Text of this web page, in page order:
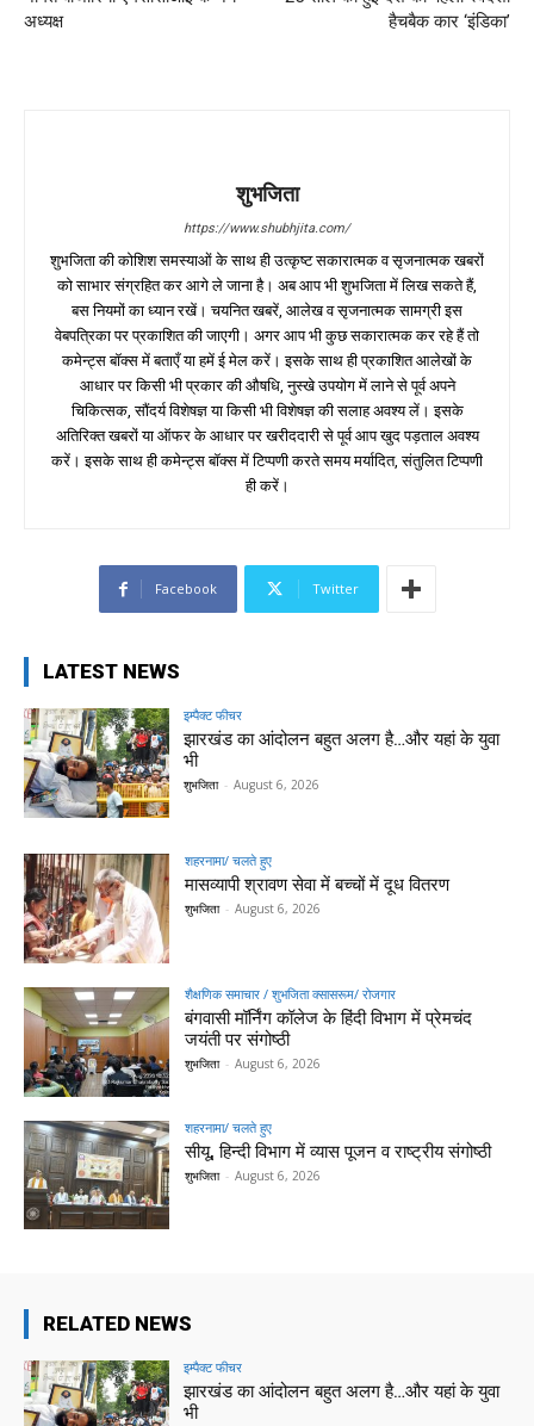
अध्यक्ष
हैचबैक कार ‘इंडिका’
शुभजिता
https://www.shubhjita.com/
शुभजिता की कोशिश समस्याओं के साथ ही उत्कृष्ट सकारात्मक व सृजनात्मक खबरों
को साभार संग्रहित कर आगे ले जाना है। अब आप भी शुभजिता में लिख सकते हैं,
बस नियमों का ध्यान रखें। चयनित खबरें, आलेख व सृजनात्मक सामग्री इस
वेबपत्रिका पर प्रकाशित की जाएगी। अगर आप भी कुछ सकारात्मक कर रहे हैं तो
कमेन्ट्स बॉक्स में बताएँ या हमें ई मेल करें। इसके साथ ही प्रकाशित आलेखों के
आधार पर किसी भी प्रकार की औषधि, नुस्खे उपयोग में लाने से पूर्व अपने
चिकित्सक, सौंदर्य विशेषज्ञ या किसी भी विशेषज्ञ की सलाह अवश्य लें। इसके
अतिरिक्त खबरों या ऑफर के आधार पर खरीददारी से पूर्व आप खुद पड़ताल अवश्य
करें। इसके साथ ही कमेन्ट्स बॉक्स में टिप्पणी करते समय मर्यादित, संतुलित टिप्पणी
ही करें।
Facebook Twitter
LATEST NEWS
इम्पैक्ट फीचर
झारखंड का आंदोलन बहुत अलग है…और यहां के युवा
भी
शुभजिता - August 6, 2026
शहरनामा/ चलते हुए
मासव्यापी श्रावण सेवा में बच्चों में दूध वितरण
शुभजिता - August 6, 2026
शैक्षणिक समाचार / शुभजिता क्सासरूम/ रोजगार
बंगवासी मॉर्निंग कॉलेज के हिंदी विभाग में प्रेमचंद
जयंती पर संगोष्ठी
शुभजिता - August 6, 2026
शहरनामा/ चलते हुए
सीयू, हिन्दी विभाग में व्यास पूजन व राष्ट्रीय संगोष्ठी
शुभजिता - August 6, 2026
RELATED NEWS
इम्पैक्ट फीचर
झारखंड का आंदोलन बहुत अलग है…और यहां के युवा
भी